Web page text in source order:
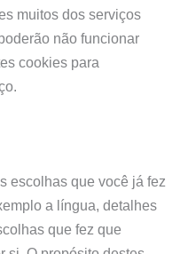
muitos dos serviços
não funcionar
cookies para
escolhas que você já fez
a língua, detalhes
que fez que